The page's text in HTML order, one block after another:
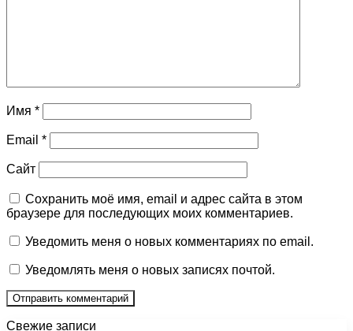
Имя *
Email *
Сайт
Сохранить моё имя, email и адрес сайта в этом
браузере для последующих моих комментариев.
Уведомить меня о новых комментариях по email.
Уведомлять меня о новых записях почтой.
Свежие записи